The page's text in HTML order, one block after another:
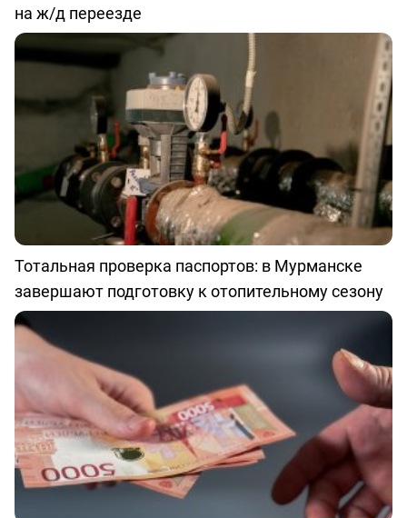
на ж/д переезде
Тотальная проверка паспортов: в Мурманске
завершают подготовку к отопительному сезону